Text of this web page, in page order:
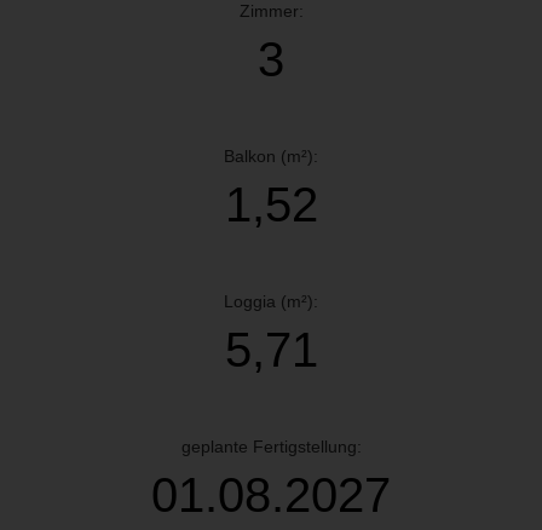
Zimmer:
3
Balkon (m²):
1,52
Loggia (m²):
5,71
geplante Fertigstellung:
01.08.2027